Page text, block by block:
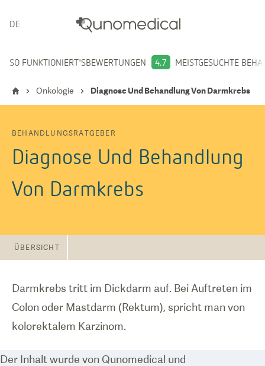
DEUTSCH
SO FUNKTIONIERT'SBEWERTUNGEN 4.7 MEISTGESUCHTE
Onkologie Diagnose Und Behandlung Von Darmkrebs
BEHANDLUNGSRATGEBER
Diagnose Und Behandlung
Von Darmkrebs
ÜBERSICHT
Darmkrebs tritt im Dickdarm auf. Bei Auftreten im
Colon oder Mastdarm (Rektum), spricht man von
kolorektalem Karzinom.
Der Inhalt wurde von Qunomedical und